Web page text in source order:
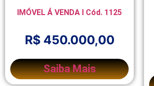
IMÓVEL Á VENDA I Cód. 1125
R$ 450.000,00
Saiba Mais